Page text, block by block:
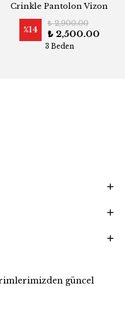
Crinkle Pantolon Vizon
%14
₺ 2,900.00
₺ 2,500.00
3 Beden
güncel